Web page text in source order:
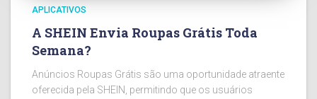
APLICATIVOS
A SHEIN Envia Roupas Grátis Toda
Semana?
Anúncios Roupas Grátis são uma oportunidade atraente
oferecida pela SHEIN, permitindo que os usuários